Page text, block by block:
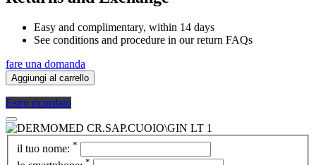
Easy and complimentary, within 14 days
See conditions and procedure in our return FAQs
fare una domanda
Aggiungi al carrello
Estro ricordato
il tuo nome: *
*